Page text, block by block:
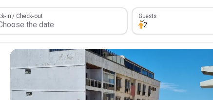
in / Check-out Guests
Guests
2